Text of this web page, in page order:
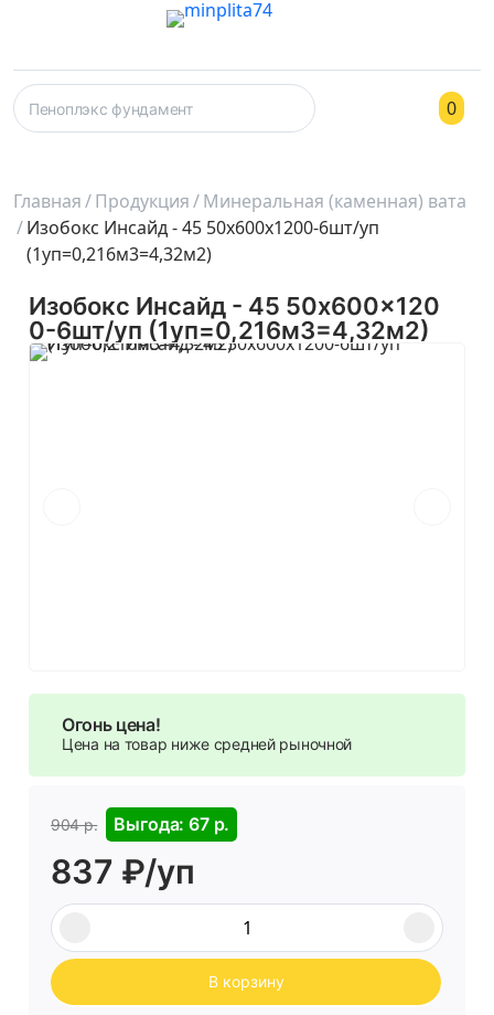
0
Главная Продукция
Минеральная (каменная) вата
Изобокс Инсайд - 45 50x600x1200-6шт/уп
(1уп=0,216м3=4,32м2)
Изобокс Инсайд - 45 50x600x120
0-6шт/уп (1уп=0,216м3=4,32м2)
Огонь цена!
Цена на товар ниже средней рыночной
904 р. Выгода: 67 р.
837 ₽/уп
В корзину